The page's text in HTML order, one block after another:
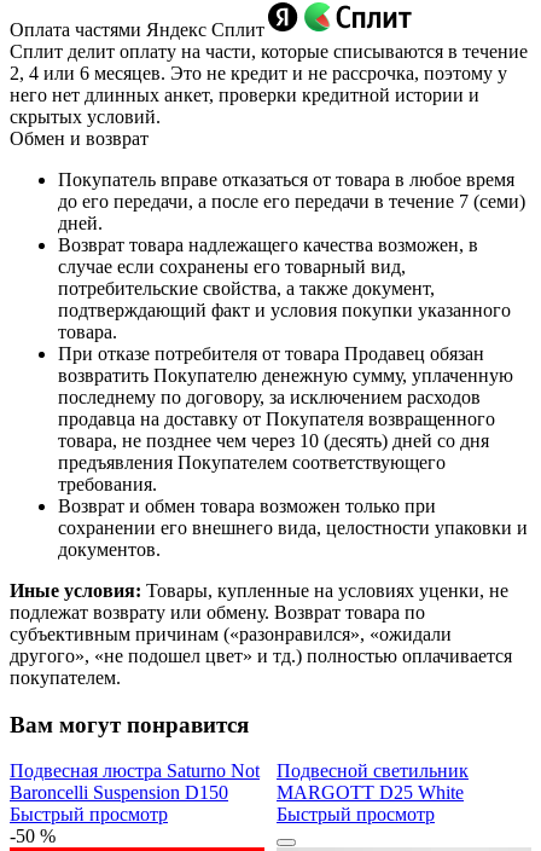
Оплата частями Яндекс Сплит
Сплит делит оплату на части, которые списываются в течение
2, 4 или 6 месяцев. Это не кредит и не рассрочка, поэтому у
него нет длинных анкет, проверки кредитной истории и
скрытых условий.
Обмен и возврат
Покупатель вправе отказаться от товара в любое время
до его передачи, а после его передачи в течение 7 (семи)
дней.
Возврат товара надлежащего качества возможен, в
случае если сохранены его товарный вид,
потребительские свойства, а также документ,
подтверждающий факт и условия покупки указанного
товара.
При отказе потребителя от товара Продавец обязан
возвратить Покупателю денежную сумму, уплаченную
последнему по договору, за исключением расходов
продавца на доставку от Покупателя возвращенного
товара, не позднее чем через 10 (десять) дней со дня
предъявления Покупателем соответствующего
требования.
Возврат и обмен товара возможен только при
сохранении его внешнего вида, целостности упаковки и
документов.
Иные условия: Товары, купленные на условиях уценки, не
подлежат возврату или обмену. Возврат товара по
субъективным причинам («разонравился», «ожидали
другого», «не подошел цвет» и тд.) полностью оплачивается
покупателем.
Вам могут понравится
Подвесная люстра Saturno Not
Baroncelli Suspension D150
Быстрый просмотр
-50 %
Подвесной светильник
MARGOTT D25 White
Быстрый просмотр